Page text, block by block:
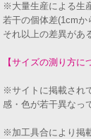
※大量生産による生
若干の個体差(1cmか
それ以上の差異があ
【サイズの測り方に
※サイトに掲載され
感・色が若干異なっ
※加工具合により掲